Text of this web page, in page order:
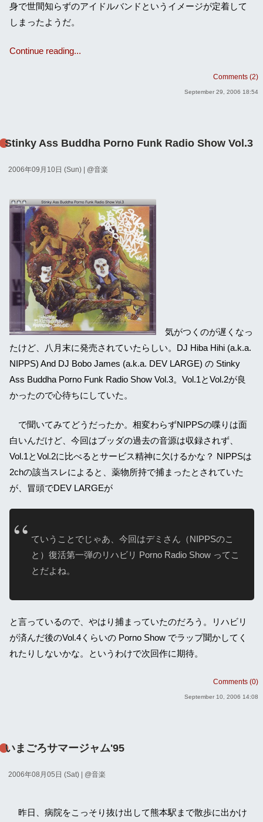
身で世間知らずのアイドルバンドというイメージが定着して
しまったようだ。
Continue reading...
Comments (2)
September 29, 2006 18:54
Stinky Ass Buddha Porno Funk Radio Show Vol.3
2006年09月10日 (Sun) | @音楽
気がつくのが遅くなっ
たけど、八月末に発売されていたらしい。DJ Hiba Hihi (a.k.a.
NIPPS) And DJ Bobo James (a.k.a. DEV LARGE) の Stinky
Ass Buddha Porno Funk Radio Show Vol.3。Vol.1とVol.2が良
かったので心待ちにしていた。
で聞いてみてどうだったか。相変わらずNIPPSの喋りは面
白いんだけど、今回はブッダの過去の音源は収録されず、
Vol.1とVol.2に比べるとサービス精神に欠けるかな？ NIPPSは
2chの該当スレによると、薬物所持で捕まったとされていた
が、冒頭でDEV LARGEが
ていうことでじゃあ、今回はデミさん（NIPPSのこ
と）復活第一弾のリハビリ Porno Radio Show ってこ
とだよね。
と言っているので、やはり捕まっていたのだろう。リハビリ
が済んだ後のVol.4くらいの Porno Show でラップ聞かしてく
れたりしないかな。というわけで次回作に期待。
Comments (0)
September 10, 2006 14:08
いまごろサマージャム'95
2006年08月05日 (Sat) | @音楽
昨日、病院をこっそり抜け出して熊本駅まで散歩に出かけ